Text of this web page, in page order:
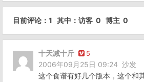
目前评论：1 其中：访客 0 博主 0
十天减十斤 5
2006年09月25日 09:24 沙发
这个食谱有好几个版本，这个和